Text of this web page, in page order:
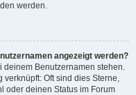
werden.
angezeigt werden?
deinem Benutzernamen stehen.
verknüpft: Oft sind dies Sterne,
oder deinen Status im Forum